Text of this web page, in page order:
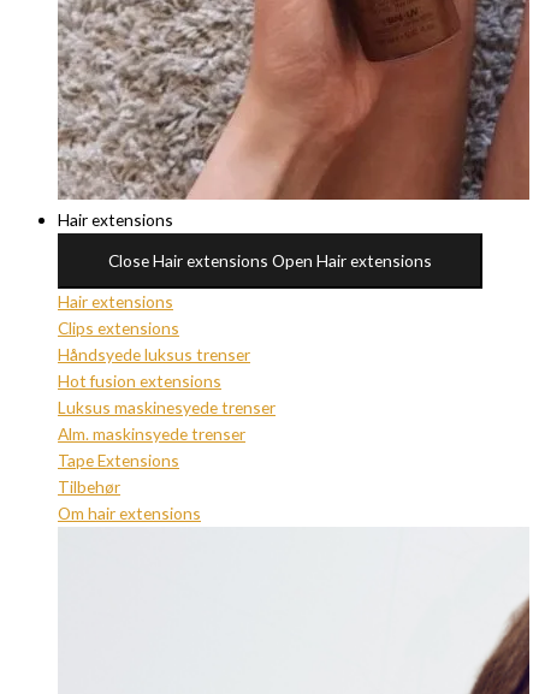
Hair extensions
Close Hair extensions Open Hair extensions
Hair extensions
Clips extensions
Håndsyede luksus trenser
Hot fusion extensions
Luksus maskinesyede trenser
Alm. maskinsyede trenser
Tape Extensions
Tilbehør
Om hair extensions